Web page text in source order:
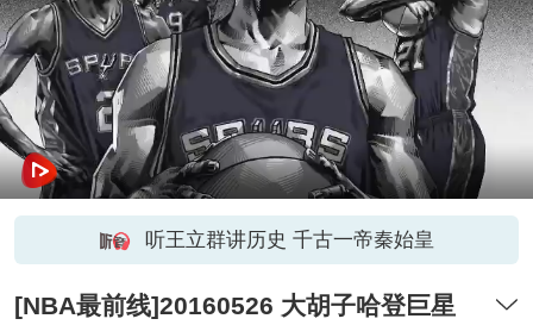
听王立群讲历史 千古一帝秦始皇
[NBA最前线]20160526 大胡子哈登巨星